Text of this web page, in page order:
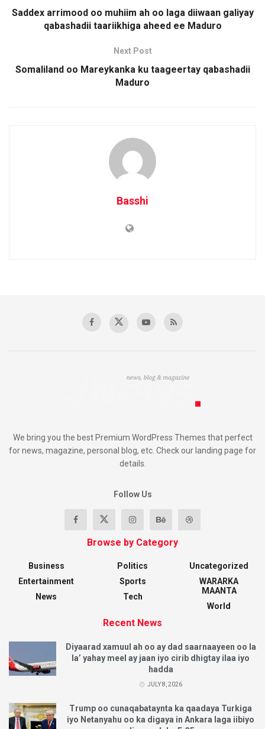
Saddex arrimood oo muhiim ah oo laga diiwaan galiyay
qabashadii taariikhiga aheed ee Maduro
Next Post
Somaliland oo Mareykanka ku taageertay qabashadii
Maduro
Basshi
We bring you the best Premium WordPress Themes that perfect
for news, magazine, personal blog, etc. Check our landing page for
details.
Follow Us
Browse by Category
Business
Entertainment
News
Politics
Sports
Tech
Uncategorized
WARARKA
MAANTA
World
Recent News
Diyaarad xamuul ah oo ay dad saarnaayeen oo la
la’ yahay meel ay jaan iyo cirib dhigtay ilaa iyo
hadda
JULY 8, 2026
Trump oo cunaqabataynta ka qaadaya Turkiga
iyo Netanyahu oo ka digaya in Ankara laga iibiyo